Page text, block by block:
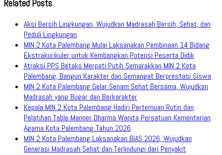
Related Posts
Aksi Bersih Lingkungan, Wujudkan Madrasah Bersih, Sehat, dan
Peduli Lingkungan
MIN 2 Kota Palembang Mulai Laksanakan Pembinaan 14 Bidang
Ekstrakurikuler untuk Kembangkan Potensi Peserta Didik
Atraksi PPS Betako Merpati Putih Semarakkan MIN 2 Kota
Palembang, Bangun Karakter dan Semangat Berprestasi Siswa
MIN 2 Kota Palembang Gelar Senam Sehat Bersama, Wujudkan
Madrasah yang Bugar dan Berkarakter
Kepala MIN 2 Kota Palembang Hadiri Pertemuan Rutin dan
Pelatihan Table Manner Dharma Wanita Persatuan Kementerian
Agama Kota Palembang Tahun 2026
MIN 2 Kota Palembang Laksanakan BIAS 2026, Wujudkan
Generasi Madrasah Sehat dan Terlindungi dari Penyakit